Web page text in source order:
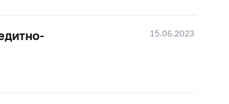
15.06.2023